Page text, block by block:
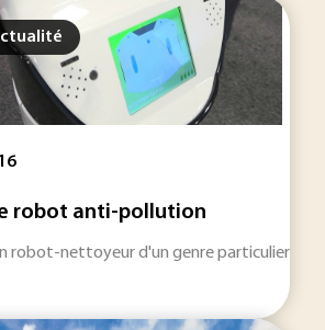
robot anti-pollution
robot-nettoyeur d'un genre particulier